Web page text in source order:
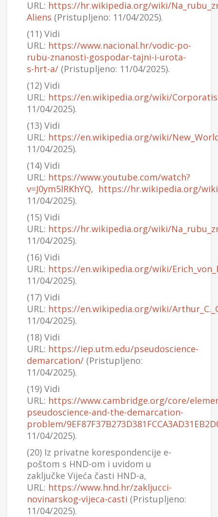
URL: https://hr.wikipedia.org/wiki/
Aliens (Pristupljeno: 11/04/2025).
(11) Vidi
URL: https://www.nacional.hr/vodic-po-
rubu-znanosti-gospodar-tajni-i-urota-
s-hrt-a/ (Pristupljeno: 11/04/2025).
(12) Vidi
URL: https://en.wikipedia.org/wiki/
11/04/2025).
(13) Vidi
URL: https://en.wikipedia.org/wiki/
11/04/2025).
(14) Vidi
URL: https://www.youtube.com/watch?
v=J0ym5lRKhYQ, https://hr.wikipedia.org/
11/04/2025).
(15) Vidi
URL: https://hr.wikipedia.org/wiki/
11/04/2025).
(16) Vidi
URL: https://en.wikipedia.org/wiki/
11/04/2025).
(17) Vidi
URL: https://en.wikipedia.org/wiki/
11/04/2025).
(18) Vidi
URL: https://iep.utm.edu/pseudoscience-
demarcation/ (Pristupljeno:
11/04/2025).
(19) Vidi
URL: https://www.cambridge.org/core/
pseudoscience-and-the-demarcation-
problem/
11/04/2025).
(20) Iz privatne korespondencije e-
poštom s HND-om i uvidom u
zaključke Vijeća časti HND-a,
URL: https://www.hnd.hr/zakljucci-
novinarskog-vijeca-casti (Pristupljeno:
11/04/2025).